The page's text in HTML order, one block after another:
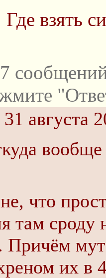
Где взять
августа
что
там
Причём
их в